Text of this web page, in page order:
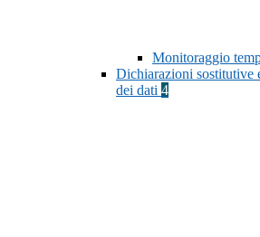
Monitoraggio
Dichiarazioni sostitutive
dei dati 4